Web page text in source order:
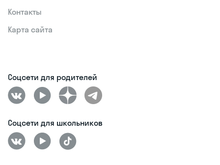
Контакты
Карта сайта
Соцсети для родителей
Соцсети для школьников